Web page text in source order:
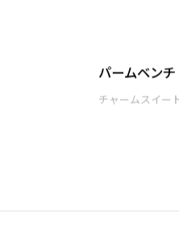
パームベンチ
チャームスイー